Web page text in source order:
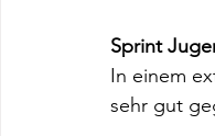
Sprint
In einem
sehr gut